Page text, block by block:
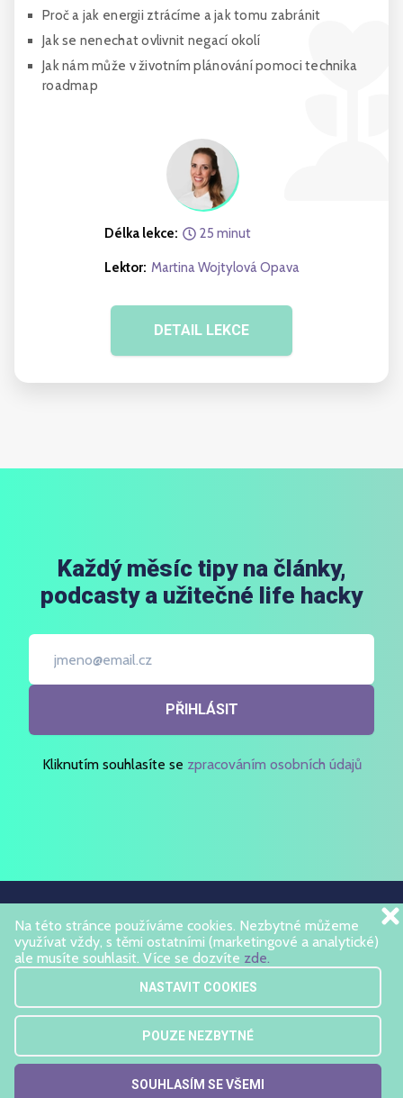
Proč a jak energii ztrácíme a jak tomu zabránit
Jak se nenechat ovlivnit negací okolí
Jak nám může v životním plánování pomoci technika
roadmap
Délka lekce: 25 minut
Lektor: Martina Wojtylová Opava
DETAIL LEKCE
Každý měsíc tipy na články,
podcasty a užitečné life hacky
PŘIHLÁSIT
Kliknutím souhlasíte se zpracováním osobních údajů
Kontaktujte nás
info@brainee.cz
brainee.akademie
Na této stránce používáme cookies. Nezbytné můžeme
využívat vždy, s těmi ostatními (marketingové a analytické)
ale musíte souhlasit. Více se dozvíte zde.
NASTAVIT COOKIES
POUZE NEZBYTNÉ
SOUHLASÍM SE VŠEMI